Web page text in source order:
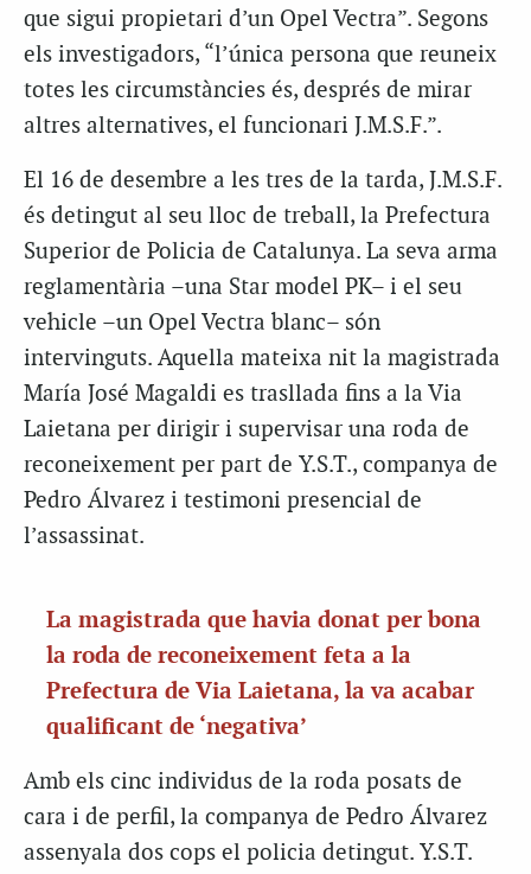
que sigui propietari d’un Opel Vectra”. Segons
els investigadors, “l’única persona que reuneix
totes les circumstàncies és, després de mirar
altres alternatives, el funcionari J.M.S.F.”.
El 16 de desembre a les tres de la tarda, J.M.S.F.
és detingut al seu lloc de treball, la Prefectura
Superior de Policia de Catalunya. La seva arma
reglamentària –una Star model PK– i el seu
vehicle –un Opel Vectra blanc– són
intervinguts. Aquella mateixa nit la magistrada
María José Magaldi es trasllada fins a la Via
Laietana per dirigir i supervisar una roda de
reconeixement per part de Y.S.T., companya de
Pedro Álvarez i testimoni presencial de
l’assassinat.
La magistrada que havia donat per bona
la roda de reconeixement feta a la
Prefectura de Via Laietana, la va acabar
qualificant de ‘negativa’
Amb els cinc individus de la roda posats de
cara i de perfil, la companya de Pedro Álvarez
assenyala dos cops el policia detingut. Y.S.T.